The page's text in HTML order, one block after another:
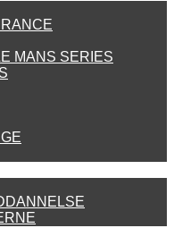
MANS SERIES